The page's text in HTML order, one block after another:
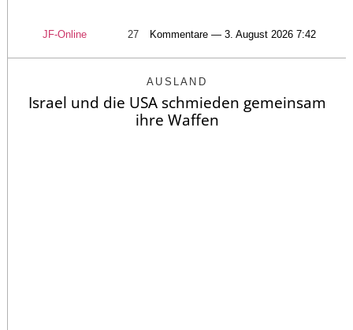
JF-Online 27 Kommentare — 3. August 2026 7:42
AUSLAND
Israel und die USA schmieden gemeinsam
ihre Waffen